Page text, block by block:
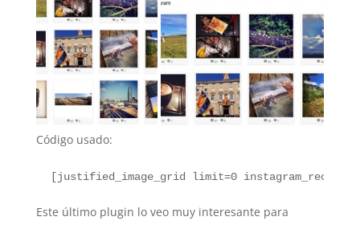
Código usado:
[justified_image_grid limit=0
Este último plugin lo veo muy interesante para